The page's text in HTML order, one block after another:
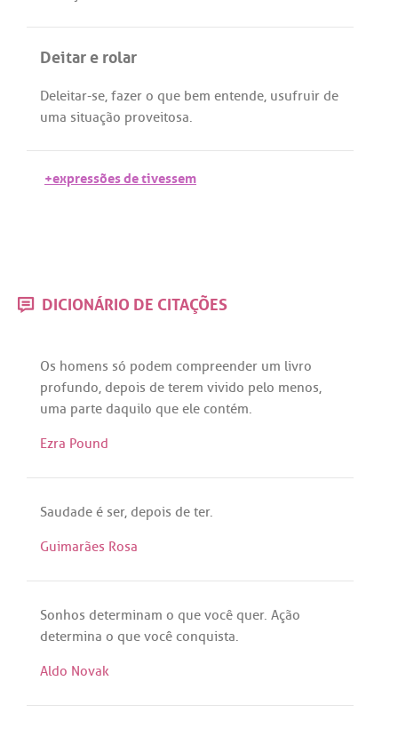
Deitar e rolar
Deleitar-se, fazer o que bem entende, usufruir de
uma situação proveitosa.
+expressões de tivessem
DICIONÁRIO DE CITAÇÕES
Os homens só podem compreender um livro
profundo, depois de terem vivido pelo menos,
uma parte daquilo que ele contém.
Ezra Pound
Saudade é ser, depois de ter.
Guimarães Rosa
Sonhos determinam o que você quer. Ação
determina o que você conquista.
Aldo Novak